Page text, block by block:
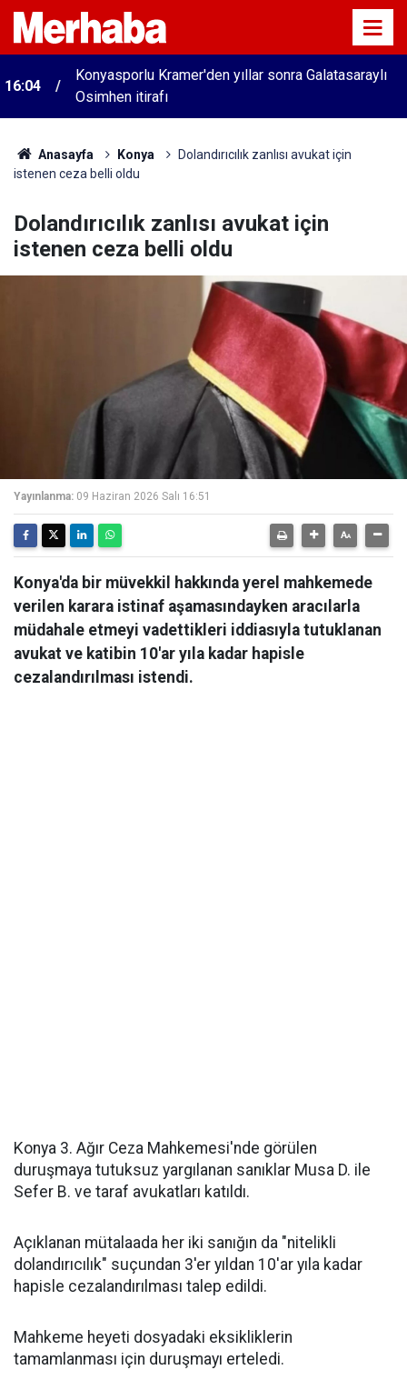
16:04
Konyasporlu Kramer'den yıllar sonra Galatasaraylı
Osimhen itirafı
Anasayfa Konya
Dolandırıcılık zanlısı avukat için
istenen ceza belli oldu
Dolandırıcılık zanlısı avukat için
istenen ceza belli oldu
Yayınlanma: 09 Haziran 2026 Salı 16:51
Konya'da bir müvekkil hakkında yerel mahkemede
verilen karara istinaf aşamasındayken aracılarla
müdahale etmeyi vadettikleri iddiasıyla tutuklanan
avukat ve katibin 10'ar yıla kadar hapisle
cezalandırılması istendi.
Konya 3. Ağır Ceza Mahkemesi'nde görülen
duruşmaya tutuksuz yargılanan sanıklar Musa D. ile
Sefer B. ve taraf avukatları katıldı.
Açıklanan mütalaada her iki sanığın da "nitelikli
dolandırıcılık" suçundan 3'er yıldan 10'ar yıla kadar
hapisle cezalandırılması talep edildi.
Mahkeme heyeti dosyadaki eksikliklerin
tamamlanması için duruşmayı erteledi.